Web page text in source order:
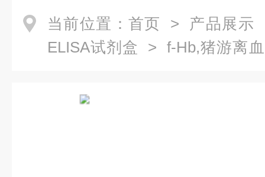
当前位置： 首页 > 产品展示
ELISA试剂盒 > f-Hb,猪游离